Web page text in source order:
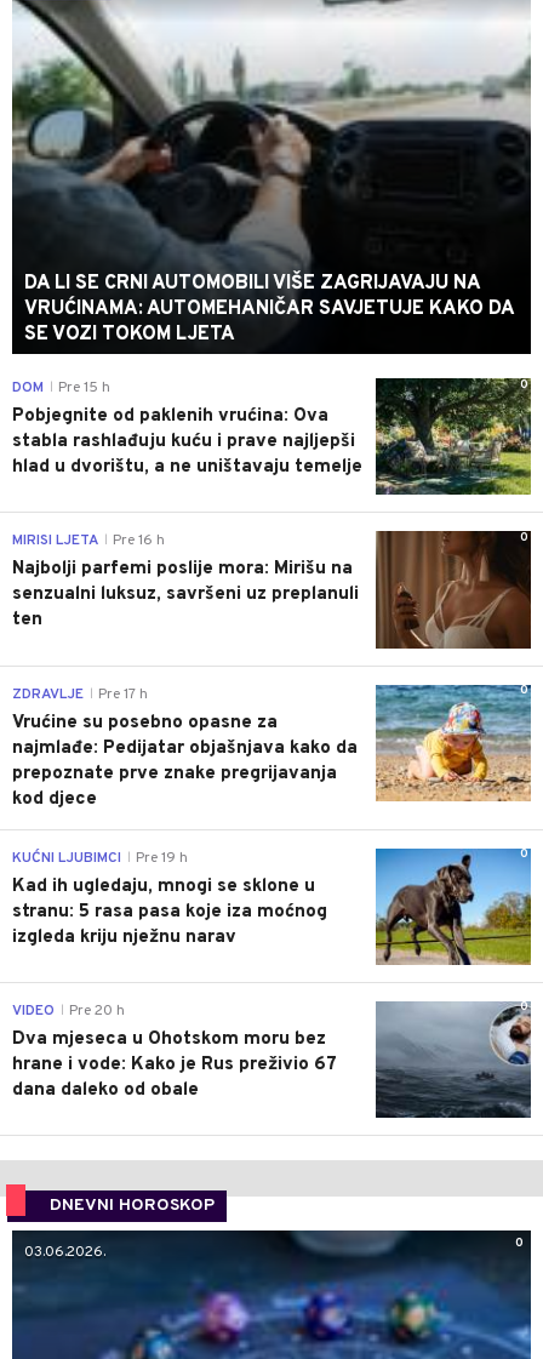
DA LI SE CRNI AUTOMOBILI VIŠE ZAGRIJAVAJU NA
VRUĆINAMA: AUTOMEHANIČAR SAVJETUJE KAKO DA
SE VOZI TOKOM LJETA
0
DOM Pre 15 h
Pobjegnite od paklenih vrućina: Ova
stabla rashlađuju kuću i prave najljepši
hlad u dvorištu, a ne uništavaju temelje
0
MIRISI LJETA Pre 16 h
Najbolji parfemi poslije mora: Mirišu na
senzualni luksuz, savršeni uz preplanuli
ten
0
ZDRAVLJE Pre 17 h
Vrućine su posebno opasne za
najmlađe: Pedijatar objašnjava kako da
prepoznate prve znake pregrijavanja
kod djece
0
KUĆNI LJUBIMCI Pre 19 h
Kad ih ugledaju, mnogi se sklone u
stranu: 5 rasa pasa koje iza moćnog
izgleda kriju nježnu narav
0
VIDEO Pre 20 h
Dva mjeseca u Ohotskom moru bez
hrane i vode: Kako je Rus preživio 67
dana daleko od obale
DNEVNI HOROSKOP
0
03.06.2026.